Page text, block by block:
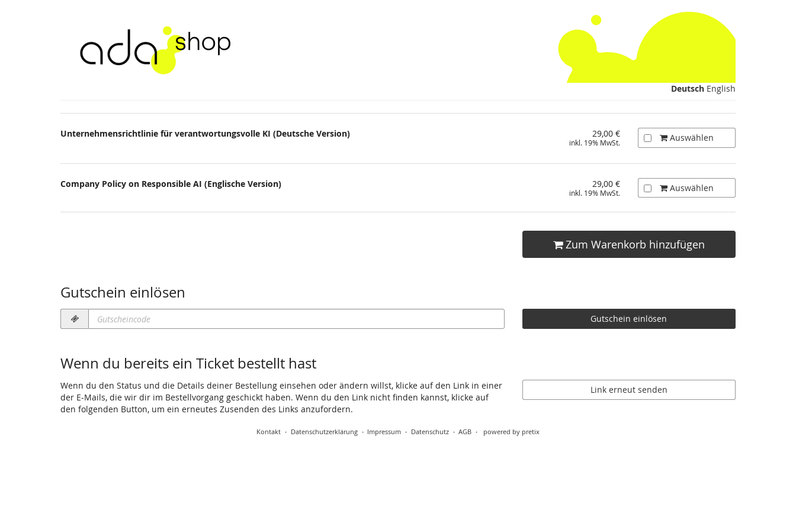
Whitepaper:
Unternehmensrichtlinie
für
KI
Deutsch English
Produkte
Produkte
Unternehmensrichtlinie für verantwortungsvolle KI (Deutsche Version) 29,00 €
inkl. 19% MwSt. Auswählen
Company Policy on Responsible AI (Englische Version) 29,00 €
inkl. 19% MwSt. Auswählen
Zum Warenkorb hinzufügen
Gutschein einlösen
Gutscheincode
erforderlich
Gutschein einlösen
Wenn du bereits ein Ticket bestellt hast
Wenn du den Status und die Details deiner Bestellung einsehen oder ändern willst, klicke auf den Link in einer
der E-Mails, die wir dir im Bestellvorgang geschickt haben. Wenn du den Link nicht finden kannst, klicke auf
den folgenden Button, um ein erneutes Zusenden des Links anzufordern.
Link erneut senden
Kontakt Datenschutzerklärung Impressum Datenschutz AGB powered by pretix